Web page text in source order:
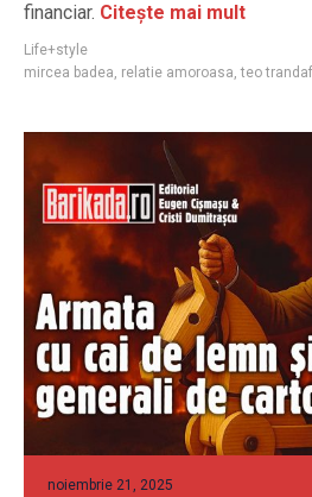
financiar. Citește mai mult
Life+style
mircea badea, relatie amoroasa,teo
noiembrie 21, 2025